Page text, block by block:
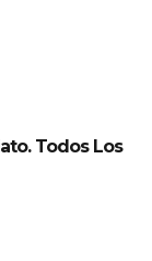
Todos Los